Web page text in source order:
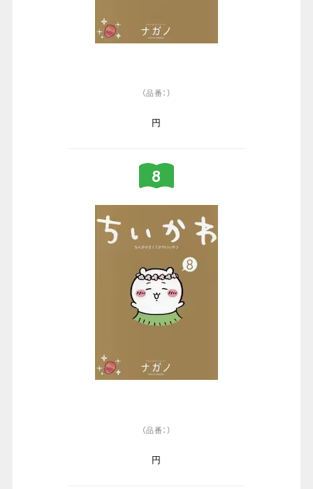
（品番：）
円
（品番：）
円